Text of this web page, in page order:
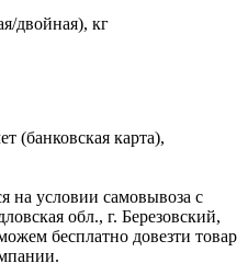
двойная), кг
(банковская карта),
на условии самовывоза с
обл., г. Березовский,
бесплатно довезти товар